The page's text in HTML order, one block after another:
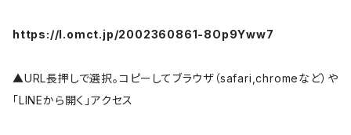
https://l.omct.jp/2002360861-8Op9Yww7
▲URL長押しで選択。コピーしてブラウザ（safari,chromeなど）や
「LINEから開く」アクセス